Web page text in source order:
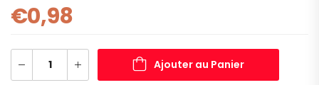
€0,98
Ajouter au Panier